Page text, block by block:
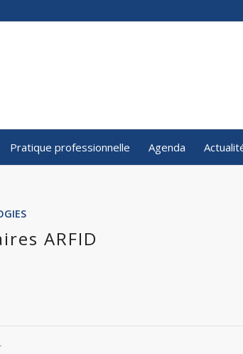
Pratique professionnelle Agenda
ARFID